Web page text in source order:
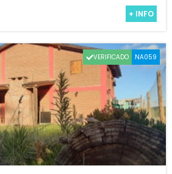
+ INFO
VERIFICADO NA059